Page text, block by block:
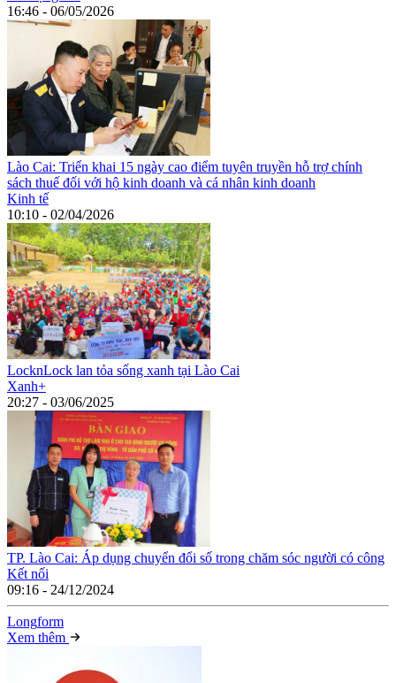
16:46 - 06/05/2026
Lào Cai: Triển khai 15 ngày cao điểm tuyên truyền hỗ trợ chính
sách thuế đối với hộ kinh doanh và cá nhân kinh doanh
Kinh tế
10:10 - 02/04/2026
LocknLock lan tỏa sống xanh tại Lào Cai
Xanh+
20:27 - 03/06/2025
TP. Lào Cai: Áp dụng chuyển đổi số trong chăm sóc người có công
Kết nối
09:16 - 24/12/2024
Longform
Xem thêm